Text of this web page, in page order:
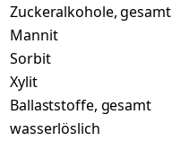
Zuckeralkohole, gesamt
Mannit
Sorbit
Xylit
Ballaststoffe, gesamt
wasserlöslich